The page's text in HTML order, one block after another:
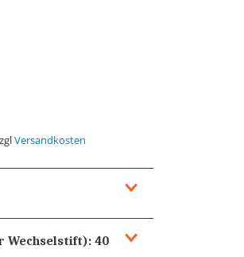
Versandkosten
Wechselstift): 40